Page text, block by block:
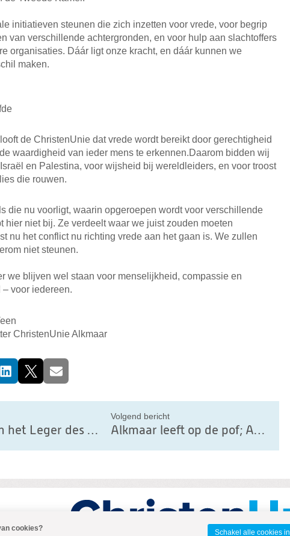
initiatieven steunen die zich inzetten voor vrede, voor begrip
van verschillende achtergronden, en voor hulp aan slachtoffers
organisaties. Dáár ligt onze kracht, en dáár kunnen we
maken.
de ChristenUnie dat vrede wordt bereikt door gerechtigheid
waardigheid van ieder mens te erkennen.Daarom bidden wij
en Palestina, voor wijsheid bij wereldleiders, en voor troost
die rouwen.
die nu voorligt, waarin opgeroepen wordt voor verschillende
hier niet bij. Ze verdeelt waar we juist zouden moeten
nu het conflict nu richting vrede aan het gaan is. We zullen
niet steunen.
we blijven wel staan voor menselijkheid, compassie en
voor iedereen.
ChristenUnie Alkmaar
LinkedIn
X E-mail
Bezoek aan het Leger des Heils – de kracht van geloof en betrokkenheid in de wijk
Volgend bericht
Alkmaar leeft op de pof; Alkmaarse ChristenUnie zegt: Stop met prestigeprojecten!
cookies?
Schakel alle cookies in